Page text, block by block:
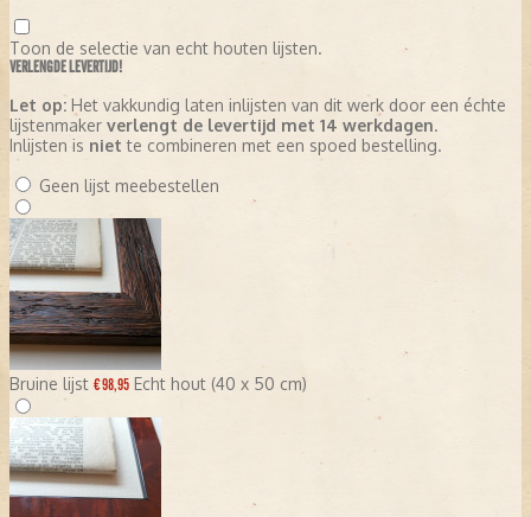
Toon de selectie van echt houten lijsten.
VERLENGDE LEVERTIJD!
Let op: Het vakkundig laten inlijsten van dit werk door een échte
lijstenmaker verlengt de levertijd met 14 werkdagen.
Inlijsten is niet te combineren met een spoed bestelling.
Geen lijst meebestellen
Bruine lijst € 98,95 Echt hout (40 x 50 cm)